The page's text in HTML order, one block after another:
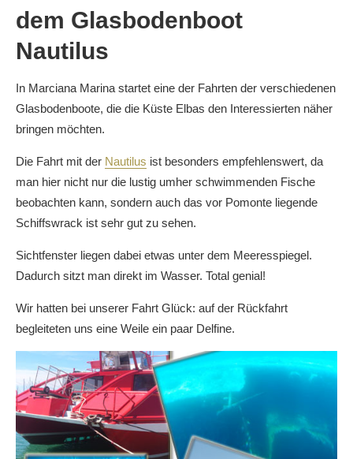
dem Glasbodenboot
Nautilus
In Marciana Marina startet eine der Fahrten der verschiedenen
Glasbodenboote, die die Küste Elbas den Interessierten näher
bringen möchten.
Die Fahrt mit der Nautilus ist besonders empfehlenswert, da
man hier nicht nur die lustig umher schwimmenden Fische
beobachten kann, sondern auch das vor Pomonte liegende
Schiffswrack ist sehr gut zu sehen.
Sichtfenster liegen dabei etwas unter dem Meeresspiegel.
Dadurch sitzt man direkt im Wasser. Total genial!
Wir hatten bei unserer Fahrt Glück: auf der Rückfahrt
begleiteten uns eine Weile ein paar Delfine.